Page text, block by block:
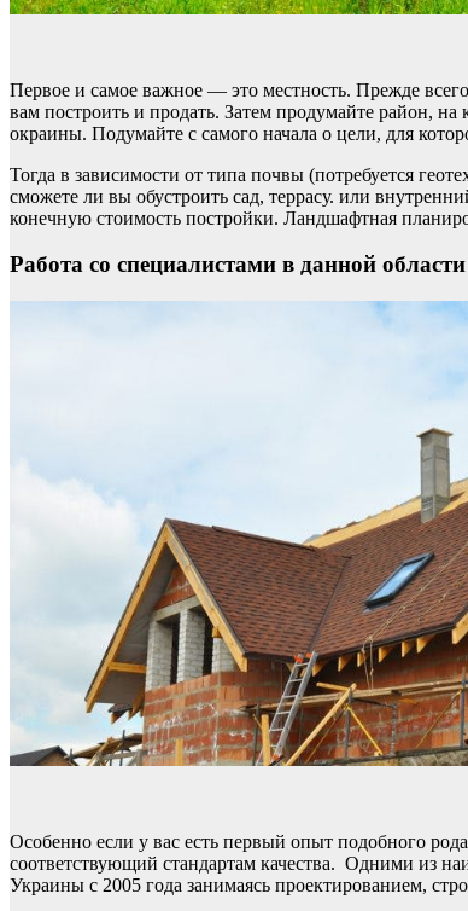
Первое и самое важное — это местность. Прежде
вам построить и продать. Затем продумайте район,
окраины. Подумайте с самого начала о цели, для
Тогда в зависимости от типа почвы (потребуется
сможете ли вы обустроить сад, террасу. или
конечную стоимость постройки. Ландшафтная
Работа со специалистами в данной области
Особенно если у вас есть первый опыт подобного
соответствующий стандартам качества. Одними из
Украины с 2005 года занимаясь проектированием,